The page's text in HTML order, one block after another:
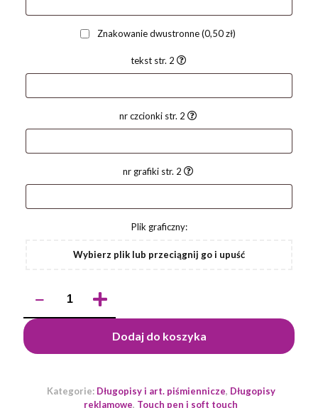
Znakowanie dwustronne(0,50 zł)
tekst str. 2
nr czcionki str. 2
nr grafiki str. 2
Plik graficzny:
Wybierz plik lub przeciągnij go i upuść
Długopis
Softano,
fioletowy
Dodaj do koszyka
Kategorie: Długopisy i art. piśmiennicze, Długopisy
reklamowe, Touch pen i soft touch